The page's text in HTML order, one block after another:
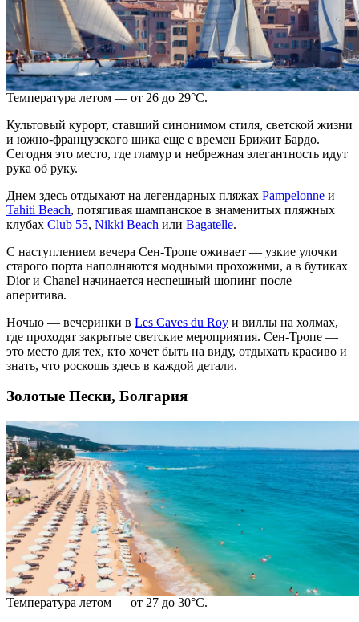
Температура летом — от 26 до 29°C.
Культовый курорт, ставший синонимом стиля, светской жизни
и южно-французского шика еще с времен Брижит Бардо.
Сегодня это место, где гламур и небрежная элегантность идут
рука об руку.
Днем здесь отдыхают на легендарных пляжах Pampelonne и
Tahiti Beach, потягивая шампанское в знаменитых пляжных
клубах Club 55, Nikki Beach или Bagatelle.
С наступлением вечера Сен-Тропе оживает — узкие улочки
старого порта наполняются модными прохожими, а в бутиках
Dior и Chanel начинается неспешный шопинг после
аперитива.
Ночью — вечеринки в Les Caves du Roy и виллы на холмах,
где проходят закрытые светские мероприятия. Сен-Тропе —
это место для тех, кто хочет быть на виду, отдыхать красиво и
знать, что роскошь здесь в каждой детали.
Золотые Пески, Болгария
Температура летом — от 27 до 30°C.